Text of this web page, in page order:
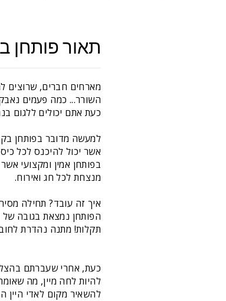
תאור פותחן
מארחים חברים, שרוצים
השורר... כמה פעמים
כעת אתם יכולים ללגום
למעשה מדובר בפותחן
אשר יכול להיכנס לכל
בפותחן אמין ומקצועי
מנצחת לכל חג ואירוח.
איך זה עובד? תחילה
הפותחן נמצאת בגובה
תקלות! מתנה נהדרת
כעת, אחרי שעברתם
להיות לחה מיין, מה
להשאיר מקום לאדי היין